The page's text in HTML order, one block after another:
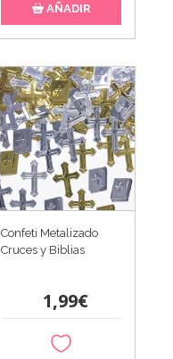
AÑADIR
Confeti Metalizado
Cruces y Biblias
1,99€